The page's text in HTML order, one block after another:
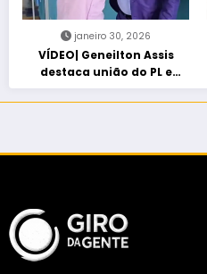
janeiro 30, 2026
VÍDEO| Geneilton Assis
destaca união do PL e
consolidação de apoio a
Maycon Tombini em Jataí